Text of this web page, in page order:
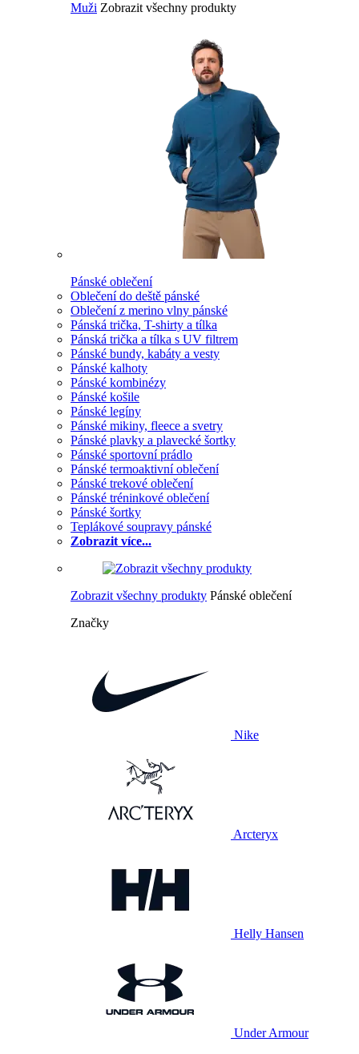
Muži Zobrazit všechny produkty
Pánské oblečení
Oblečení do deště pánské
Oblečení z merino vlny pánské
Pánská trička, T-shirty a tílka
Pánská trička a tílka s UV filtrem
Pánské bundy, kabáty a vesty
Pánské kalhoty
Pánské kombinézy
Pánské košile
Pánské legíny
Pánské mikiny, fleece a svetry
Pánské plavky a plavecké šortky
Pánské sportovní prádlo
Pánské termoaktivní oblečení
Pánské trekové oblečení
Pánské tréninkové oblečení
Pánské šortky
Teplákové soupravy pánské
Zobrazit více...
Zobrazit všechny produkty Pánské oblečení
Značky
Nike
Arcteryx
Helly Hansen
Under Armour